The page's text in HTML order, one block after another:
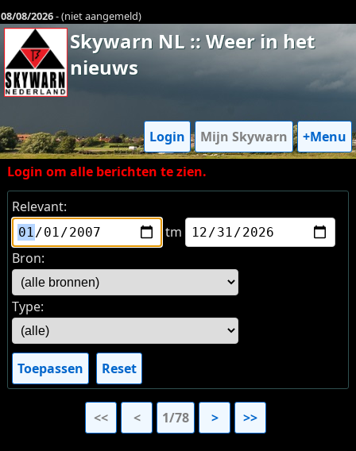
08/08/2026- (niet aangemeld)
Skywarn NL :: Weer in het
nieuws
Login Mijn Skywarn
+Menu
Login om alle berichten te zien.
Relevant:
tm
Bron:
Type:
Toepassen Reset
<< < 1/78 > >>